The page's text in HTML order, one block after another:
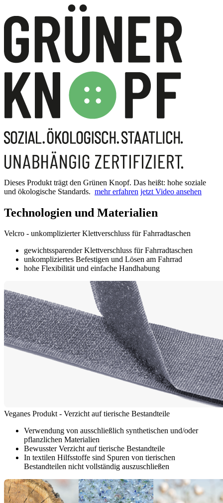
Dieses Produkt trägt den Grünen Knopf. Das heißt: hohe soziale
und ökologische Standards. mehr erfahren jetzt Video ansehen
Technologien und Materialien
Velcro - unkomplizierter Klettverschluss für Fahrradtaschen
gewichtssparender Klettverschluss für Fahrradtaschen
unkompliziertes Befestigen und Lösen am Fahrrad
hohe Flexibilität und einfache Handhabung
Veganes Produkt - Verzicht auf tierische Bestandteile
Verwendung von ausschließlich synthetischen und/oder
pflanzlichen Materialien
Bewusster Verzicht auf tierische Bestandteile
In textilen Hilfsstoffe sind Spuren von tierischen
Bestandteilen nicht vollständig auszuschließen